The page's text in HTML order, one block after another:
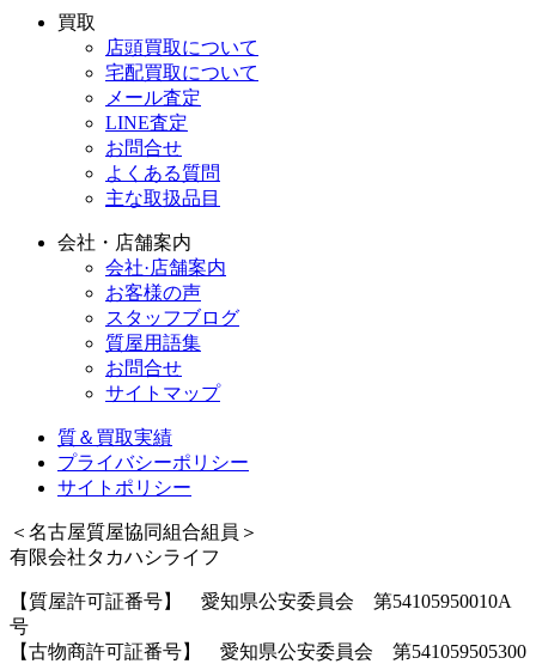
買取
店頭買取について
宅配買取について
メール査定
LINE査定
お問合せ
よくある質問
主な取扱品目
会社・店舗案内
会社·店舗案内
お客様の声
スタッフブログ
質屋用語集
お問合せ
サイトマップ
質＆買取実績
プライバシーポリシー
サイトポリシー
＜名古屋質屋協同組合組員＞
有限会社タカハシライフ
【質屋許可証番号】 愛知県公安委員会 第54105950010A
号
【古物商許可証番号】 愛知県公安委員会 第541059505300